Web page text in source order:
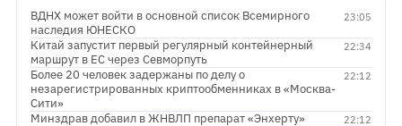
23:05
ВДНХ может войти в основной список Всемирного
наследия ЮНЕСКО
22:34
Китай запустит первый регулярный контейнерный
маршрут в ЕС через Севморпуть
22:12
Более 20 человек задержаны по делу о
незарегистрированных криптообменниках в «Москва-
Сити»
22:12
Минздрав добавил в ЖНВЛП препарат «Энхерту»